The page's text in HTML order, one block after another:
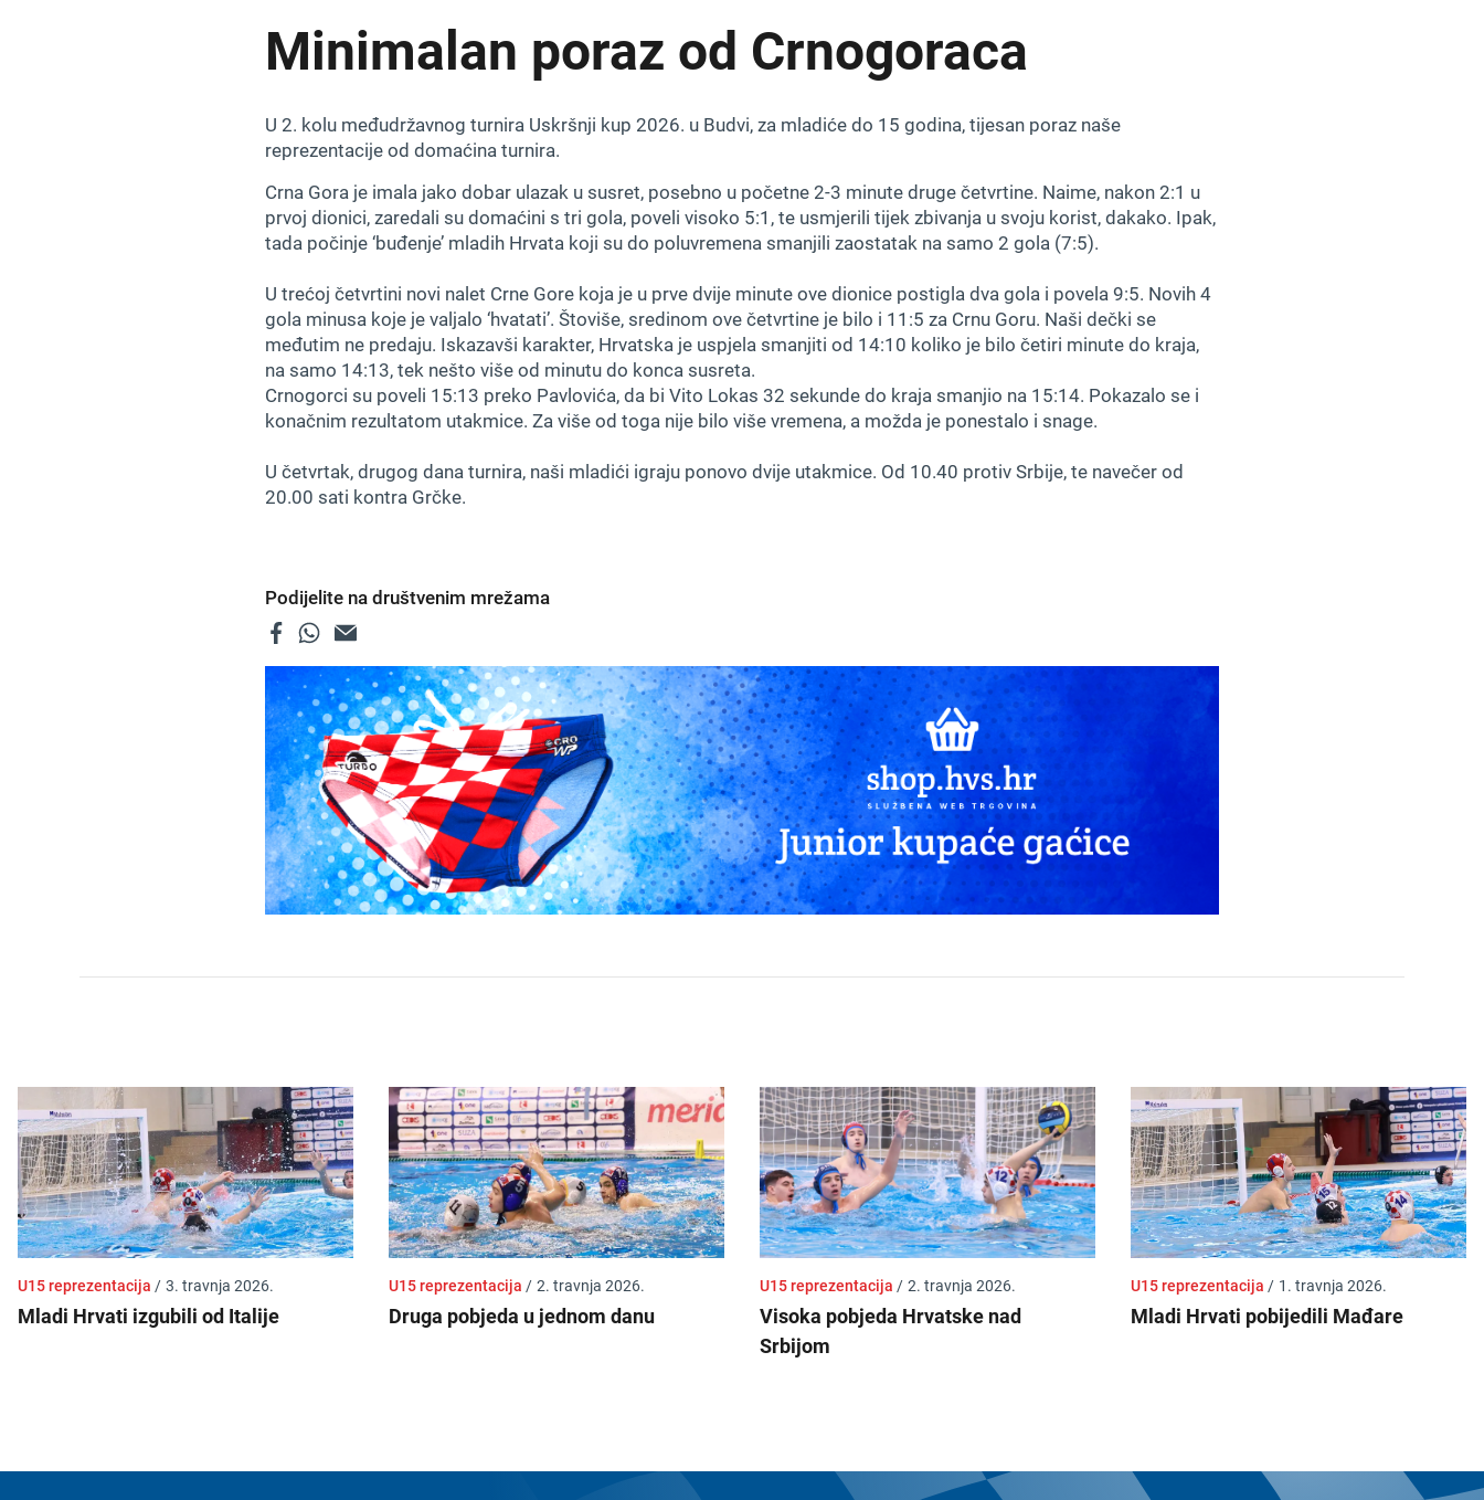
Minimalan poraz od Crnogoraca
U 2. kolu međudržavnog turnira Uskršnji kup 2026. u Budvi, za mladiće do 15 godina, tijesan poraz naše
reprezentacije od domaćina turnira.
Crna Gora je imala jako dobar ulazak u susret, posebno u početne 2-3 minute druge četvrtine. Naime, nakon 2:1 u
prvoj dionici, zaredali su domaćini s tri gola, poveli visoko 5:1, te usmjerili tijek zbivanja u svoju korist, dakako. Ipak,
tada počinje ‘buđenje’ mladih Hrvata koji su do poluvremena smanjili zaostatak na samo 2 gola (7:5).
U trećoj četvrtini novi nalet Crne Gore koja je u prve dvije minute ove dionice postigla dva gola i povela 9:5. Novih 4
gola minusa koje je valjalo ‘hvatati’. Štoviše, sredinom ove četvrtine je bilo i 11:5 za Crnu Goru. Naši dečki se
međutim ne predaju. Iskazavši karakter, Hrvatska je uspjela smanjiti od 14:10 koliko je bilo četiri minute do kraja,
na samo 14:13, tek nešto više od minutu do konca susreta.
Crnogorci su poveli 15:13 preko Pavlovića, da bi Vito Lokas 32 sekunde do kraja smanjio na 15:14. Pokazalo se i
konačnim rezultatom utakmice. Za više od toga nije bilo više vremena, a možda je ponestalo i snage.
U četvrtak, drugog dana turnira, naši mladići igraju ponovo dvije utakmice. Od 10.40 protiv Srbije, te navečer od
20.00 sati kontra Grčke.
Podijelite na društvenim mrežama
U15 reprezentacija / 3. travnja 2026.
Mladi Hrvati izgubili od Italije
U15 reprezentacija / 2. travnja 2026.
Druga pobjeda u jednom danu
U15 reprezentacija / 2. travnja 2026.
Visoka pobjeda Hrvatske nad
Srbijom
U15 reprezentacija / 1. travnja 2026.
Mladi Hrvati pobijedili Mađare